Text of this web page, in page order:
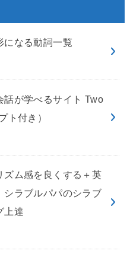
になる動詞一覧
話が学べるサイト Two
ト付き）
ズム感を良くする＋英
シラブルパパのシラブ
上達